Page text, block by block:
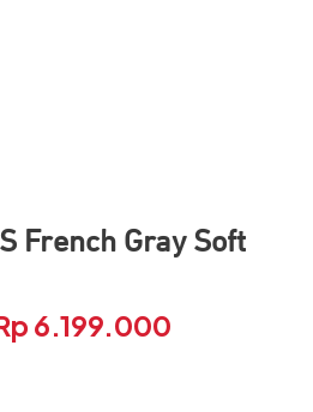
French Gray Soft
6.199.000